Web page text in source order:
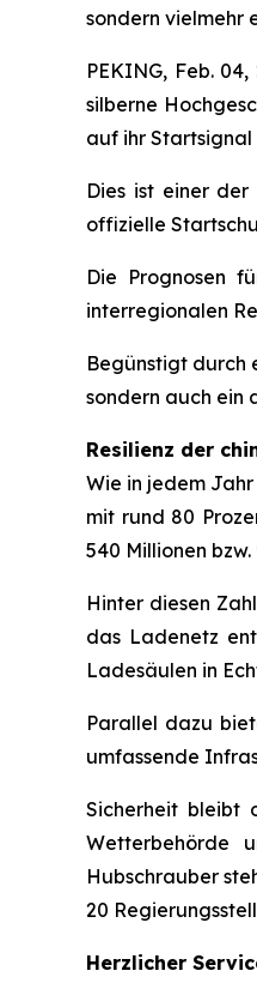
sondern vielmehr
PEKING, Feb.
silberne
auf ihr Startsignal
Dies ist einer
offizielle
Die Prognosen
interregionalen
Begünstigt durch
sondern auch ein
Resilienz der
Wie in jedem
mit rund 80
540 Millionen
Hinter diesen
das Ladenetz
Ladesäulen in
Parallel dazu
umfassende
Sicherheit bleibt
Wetterbehörde
Hubschrauber
20
Herzlicher